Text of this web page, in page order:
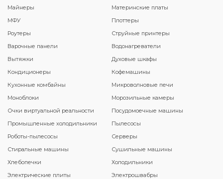
Майнеры
Материнские платы
МФУ
Плоттеры
Роутеры
Струйные принтеры
Варочные панели
Водонагреватели
Вытяжки
Духовые шкафы
Кондиционеры
Кофемашины
Кухонные комбайны
Микроволновые печи
Моноблоки
Морозильные камеры
Очки виртуальной реальности
Посудомоечные машины
Промышленные холодильники
Пылесосы
Роботы-пылесосы
Серверы
Стиральные машины
Сушильные машины
Хлебопечки
Холодильники
Электрические плиты
Электрошвабры